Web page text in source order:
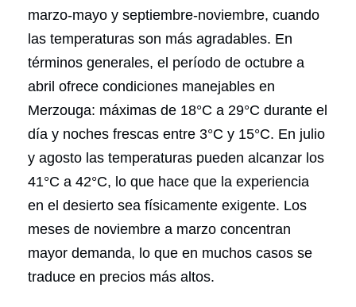
marzo-mayo y septiembre-noviembre, cuando
las temperaturas son más agradables. En
términos generales, el período de octubre a
abril ofrece condiciones manejables en
Merzouga: máximas de 18°C a 29°C durante el
día y noches frescas entre 3°C y 15°C. En julio
y agosto las temperaturas pueden alcanzar los
41°C a 42°C, lo que hace que la experiencia
en el desierto sea físicamente exigente. Los
meses de noviembre a marzo concentran
mayor demanda, lo que en muchos casos se
traduce en precios más altos.